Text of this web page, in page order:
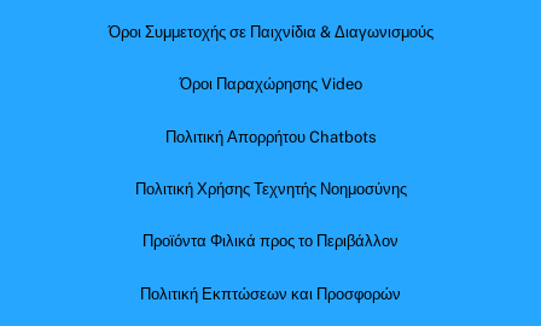
Όροι Συμμετοχής σε Παιχνίδια & Διαγωνισμούς
Όροι Παραχώρησης Video
Πολιτική Απορρήτου Chatbots
Πολιτική Χρήσης Τεχνητής Νοημοσύνης
Προϊόντα Φιλικά προς το Περιβάλλον
Πολιτική Εκπτώσεων και Προσφορών